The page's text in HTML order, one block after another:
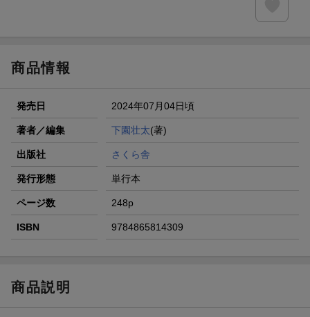
商品情報
発売日 2024年07月04日頃
著者／編集 下園壮太(著)
出版社 さくら舎
発行形態 単行本
ページ数 248p
ISBN 9784865814309
商品説明